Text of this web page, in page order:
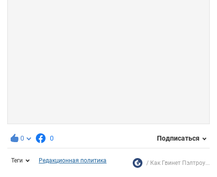
0 0 Подписаться
Теги Редакционная политика Как Гвинет Пэлтроу...